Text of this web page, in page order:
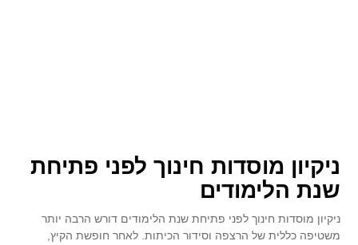
ניקיון מוסדות חינוך לפני פתיחת
שנת הלימודים
ניקיון מוסדות חינוך לפני פתיחת שנת הלימודים דורש הרבה יותר
משטיפה כללית של הרצפה וסידור הכיתות. לאחר חופשת הקיץ,